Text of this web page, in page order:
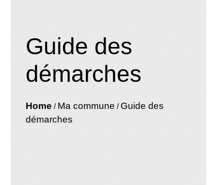
Guide des
démarches
Home / Ma commune / Guide des
démarches